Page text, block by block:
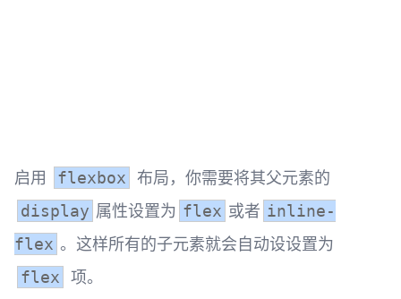
启用 flexbox 布局，你需要将其父元素的
display 属性设置为 flex 或者 inline-
flex 。这样所有的子元素就会自动设设置为
flex 项。